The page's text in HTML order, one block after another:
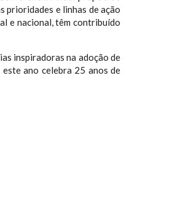
prioridades e linhas de ação
e nacional, têm contribuído
inspiradoras na adoção de
ano celebra 25 anos de